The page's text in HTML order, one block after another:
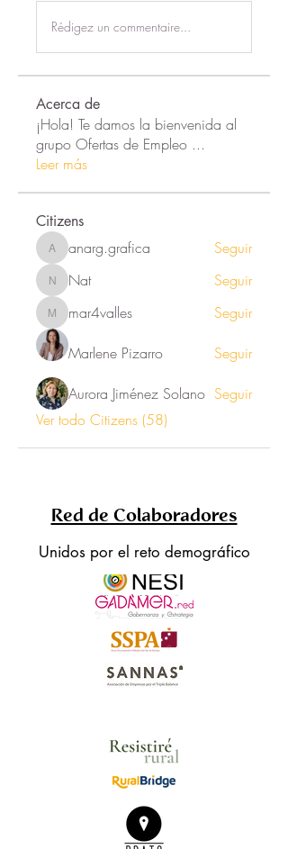
Rédigez un commentaire...
Acerca de
¡Hola! Te damos la bienvenida al
grupo Ofertas de Empleo ...
Leer más
Citizens
anarg.grafica
anarg.grafica Seguir
NatNat Seguir
mar4valles
mar4valles Seguir
Marlene Pizarro Seguir
Aurora Jiménez Solano Seguir
Ver todo Citizens (58)
Red de Colaboradores
Unidos por el reto demográfico